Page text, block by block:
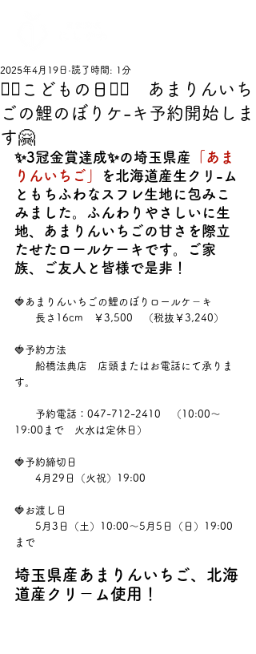
🏳‍🌈こどもの日🏳‍🌈 あまりんいち
ごの鯉のぼりケ-キ予約開始しま
す🤗
2025年4月19日 読了時間: 1分
✨3冠金賞達成✨の埼玉県産 「あま
りんいちご」
を北海道産生クリ-ム
ともちふわなスフレ生地に包みこ
みました。ふんわりやさしいに生
地、あまりんいちごの甘さを際立
たせたロールケーキです。ご家
族、ご友人と皆様で是非！
🍓あまりんいちごの鯉のぼりロールケ－キ
長さ16cm　￥3,500　（税抜￥3,240）
🍓予約方法
船橋法典店　店頭またはお電話にて承りま
す。
予約電話：047-712-2410　（10:00～
19:00まで　火水は定休日）
🍓予約締切日
4月29日（火祝）19:00
🍓お渡し日
5月3日（土）10:00～5月5日（日）19:00
まで
埼玉県産あまりんいちご、北海
道産クリ－ム使用！